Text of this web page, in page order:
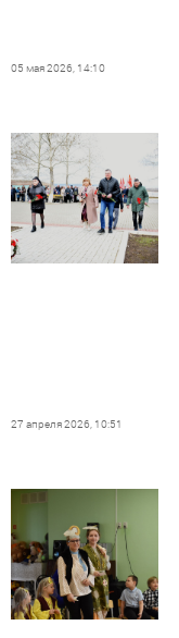
05 мая 2026, 14:10
27 апреля 2026, 10:51